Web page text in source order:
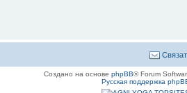
Создано на основе phpBB® Forum
Русская поддержка